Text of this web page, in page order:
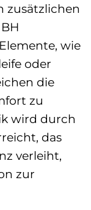
zusätzlichen
wie
oder
die
zu
wird durch
das
verleiht,
zur